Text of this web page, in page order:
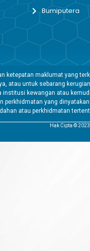
Bumiputera
ketepatan maklumat yang
atau untuk sebarang
kewangan atau
perkhidmatan yang
atau perkhidmatan
Hak Cipta ©